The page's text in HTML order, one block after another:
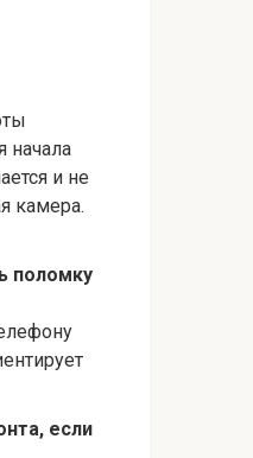
начала
и не
камера.
поломку
если